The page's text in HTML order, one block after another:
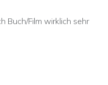
Buch/Film wirklich sehr